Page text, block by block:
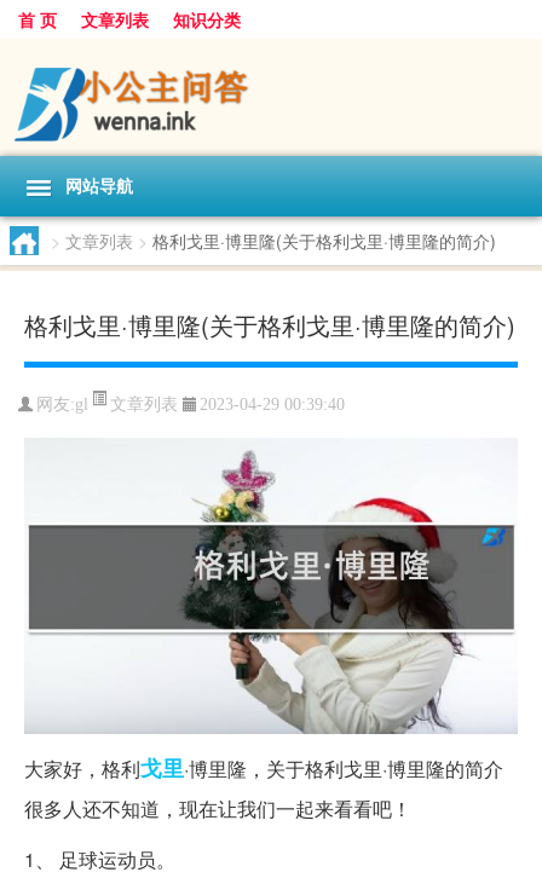
首 页 文章列表 知识分类
网站导航
> 文章列表 > 格利戈里·博里隆(关于格利戈里·博里隆的简介)
格利戈里·博里隆(关于格利戈里·博里隆的简介)
网友:gl 文章列表 2023-04-29 00:39:40
大家好，格利戈里·博里隆，关于格利戈里·博里隆的简介
很多人还不知道，现在让我们一起来看看吧！
1、 足球运动员。